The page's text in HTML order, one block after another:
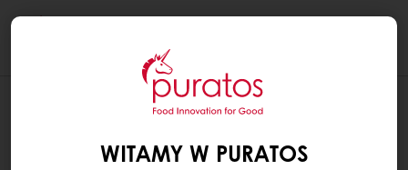
WITAMY W PURATOS